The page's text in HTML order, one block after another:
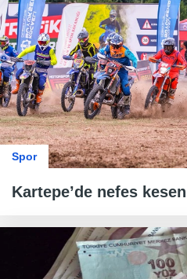
Spor
Kartepe’de nefes